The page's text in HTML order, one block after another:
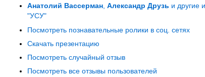
Анатолий Вассерман, Александр Друзь и другие
"УСУ"
Посмотреть познавательные ролики в соц. сетях
Скачать презентацию
Посмотреть случайный отзыв
Посмотреть все отзывы пользователей